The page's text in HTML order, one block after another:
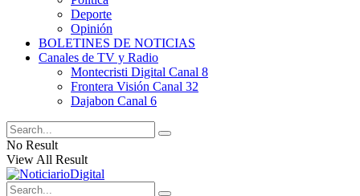
Deporte
Opinión
BOLETINES DE NOTICIAS
Canales de TV y Radio
Montecristi Digital Canal 8
Frontera Visión Canal 32
Dajabon Canal 6
No Result
View All Result